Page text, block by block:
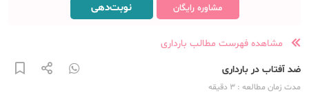
مشاوره رایگان نوبت‌دهی
مشاهده فهرست مطالب بارداری
ضد آفتاب در بارداری
مدت زمان مطالعه : 3 دقیقه